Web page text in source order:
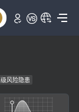
风险隐患